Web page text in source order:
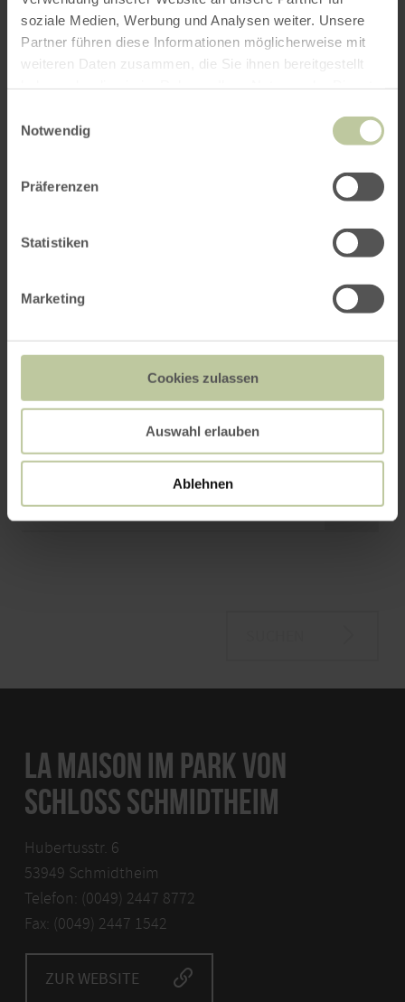
soziale Medien, Werbung und Analysen weiter. Unsere
Partner führen diese Informationen möglicherweise mit
weiteren Daten zusammen, die Sie ihnen bereitgestellt
Notwendig
Präferenzen
Statistiken
Marketing
Cookies zulassen
Auswahl erlauben
Ablehnen
Park von Schloss Schmidtheim« übernachten?
Abreise
Bitte Alter angeben
LA MAISON IM PARK VON
SCHLOSS SCHMIDTHEIM
Hubertusstr. 6
53949 Schmidtheim
Telefon: (0049) 2447 8772
Fax: (0049) 2447 1542
ZUR WEBSITE